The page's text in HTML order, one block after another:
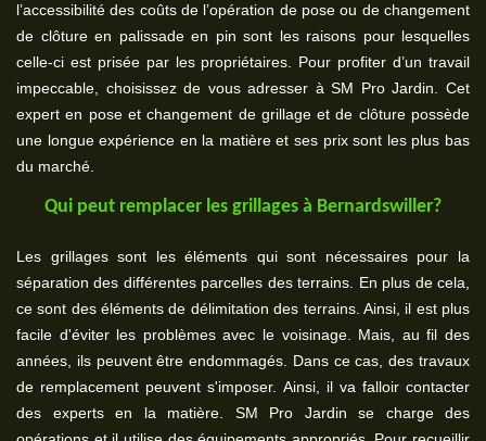
l’accessibilité des coûts de l’opération de pose ou de changement
de clôture en palissade en pin sont les raisons pour lesquelles
celle-ci est prisée par les propriétaires. Pour profiter d’un travail
impeccable, choisissez de vous adresser à SM Pro Jardin. Cet
expert en pose et changement de grillage et de clôture possède
une longue expérience en la matière et ses prix sont les plus bas
du marché.
Qui peut remplacer les grillages à Bernardswiller?
Les grillages sont les éléments qui sont nécessaires pour la
séparation des différentes parcelles des terrains. En plus de cela,
ce sont des éléments de délimitation des terrains. Ainsi, il est plus
facile d'éviter les problèmes avec le voisinage. Mais, au fil des
années, ils peuvent être endommagés. Dans ce cas, des travaux
de remplacement peuvent s'imposer. Ainsi, il va falloir contacter
des experts en la matière. SM Pro Jardin se charge des